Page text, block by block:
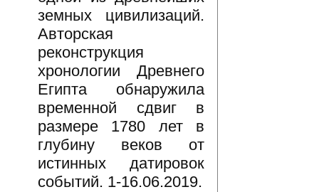
земных цивилизаций.
Авторская
реконструкция
хронологии Древнего
Египта обнаружила
временной сдвиг в
размере 1780 лет в
глубину веков от
истинных датировок
событий. 1-16.06.2019.